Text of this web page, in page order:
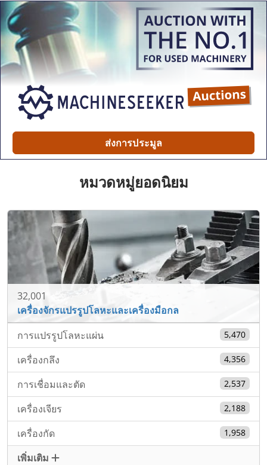
ส่งการประมูล
หมวดหมู่ยอดนิยม
32,001
เครื่องจักรแปรรูปโลหะและเครื่องมือกล
การแปรรูปโลหะแผ่น
5,470
เครื่องกลึง 4,356
การเชื่อมและตัด 2,537
เครื่องเจียร 2,188
เครื่องกัด 1,958
เพิ่มเติม